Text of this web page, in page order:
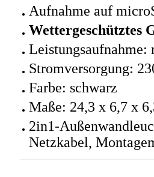
Aufnahme auf
Wettergeschütztes
Leistungsaufnahme:
Stromversorgung:
Farbe: schwarz
Maße: 24,3 x 6,7 x
2in1-
Netzkabel,